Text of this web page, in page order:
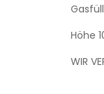
Höhe
WIR